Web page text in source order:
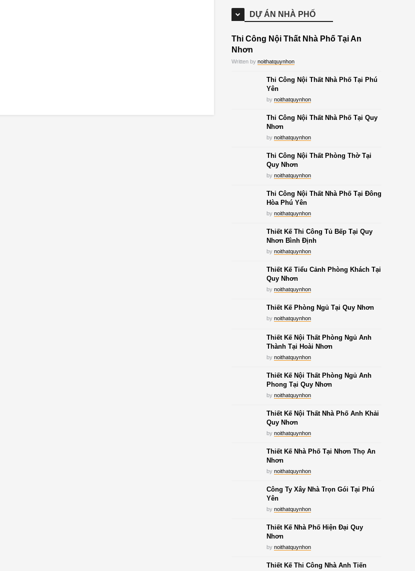
DỰ ÁN NHÀ PHỐ
Thi Công Nội Thất Nhà Phố Tại An
Nhơn
Written by noithatquynhon
Thi Công Nội Thất Nhà Phố Tại Phú
Yên
by noithatquynhon
Thi Công Nội Thất Nhà Phố Tại Quy
Nhơn
by noithatquynhon
Thi Công Nội Thất Phòng Thờ Tại
Quy Nhơn
by noithatquynhon
Thi Công Nội Thất Nhà Phố Tại Đông
Hòa Phú Yên
by noithatquynhon
Thiết Kế Thi Công Tủ Bếp Tại Quy
Nhơn Bình Định
by noithatquynhon
Thiết Kế Tiểu Cảnh Phòng Khách Tại
Quy Nhơn
by noithatquynhon
Thiết Kế Phòng Ngủ Tại Quy Nhơn
by noithatquynhon
Thiết Kế Nội Thất Phòng Ngủ Anh
Thành Tại Hoài Nhơn
by noithatquynhon
Thiết Kế Nội Thất Phòng Ngủ Anh
Phong Tại Quy Nhơn
by noithatquynhon
Thiết Kế Nội Thất Nhà Phố Anh Khải
Quy Nhơn
by noithatquynhon
Thiết Kế Nhà Phố Tại Nhơn Thọ An
Nhơn
by noithatquynhon
Công Ty Xây Nhà Trọn Gói Tại Phú
Yên
by noithatquynhon
Thiết Kế Nhà Phố Hiện Đại Quy
Nhơn
by noithatquynhon
Thiết Kế Thi Công Nhà Anh Tiến